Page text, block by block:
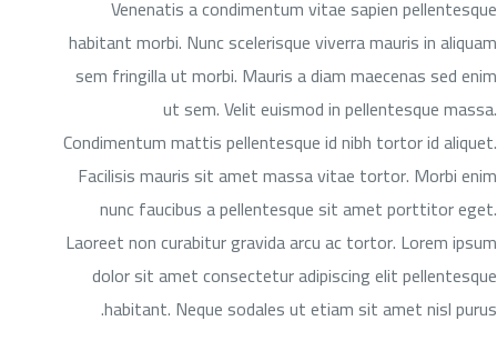
Venenatis a condimentum vitae sapien pellentesque
habitant morbi. Nunc scelerisque viverra mauris in aliquam
sem fringilla ut morbi. Mauris a diam maecenas sed enim
ut sem. Velit euismod in pellentesque massa.
Condimentum mattis pellentesque id nibh tortor id aliquet.
Facilisis mauris sit amet massa vitae tortor. Morbi enim
nunc faucibus a pellentesque sit amet porttitor eget.
Laoreet non curabitur gravida arcu ac tortor. Lorem ipsum
dolor sit amet consectetur adipiscing elit pellentesque
habitant. Neque sodales ut etiam sit amet nisl purus.